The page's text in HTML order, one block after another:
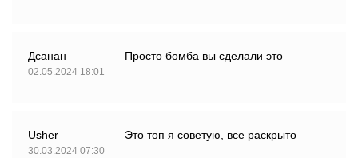
Дсанан
02.05.2024 18:01
Просто бомба вы сделали это
Usher
30.03.2024 07:30
Это топ я советую, все раскрыто